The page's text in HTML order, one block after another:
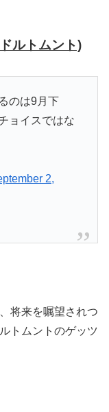
ルトムント)
のは9月下
ョイスではな
2,
将来を嘱望されつ
トムントのゲッツ